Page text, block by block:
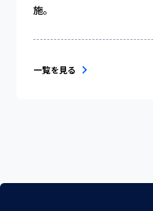
施。
一覧を見る